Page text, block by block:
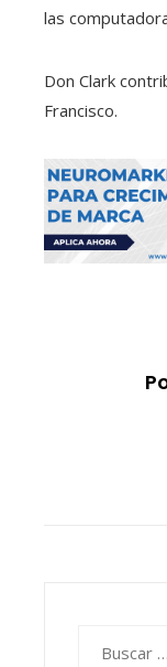
las
Don Clark
Francisco.